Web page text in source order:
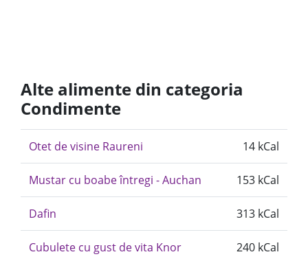
Alte alimente din categoria
Condimente
Otet de visine Raureni 14 kCal
Mustar cu boabe întregi - Auchan 153 kCal
Dafin 313 kCal
Cubulete cu gust de vita Knor 240 kCal